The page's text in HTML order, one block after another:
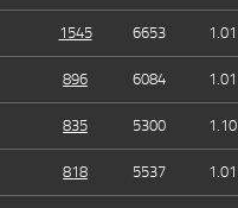
1545 6653 1.01
896 6084 1.01
835 5300 1.10
818 5537 1.01